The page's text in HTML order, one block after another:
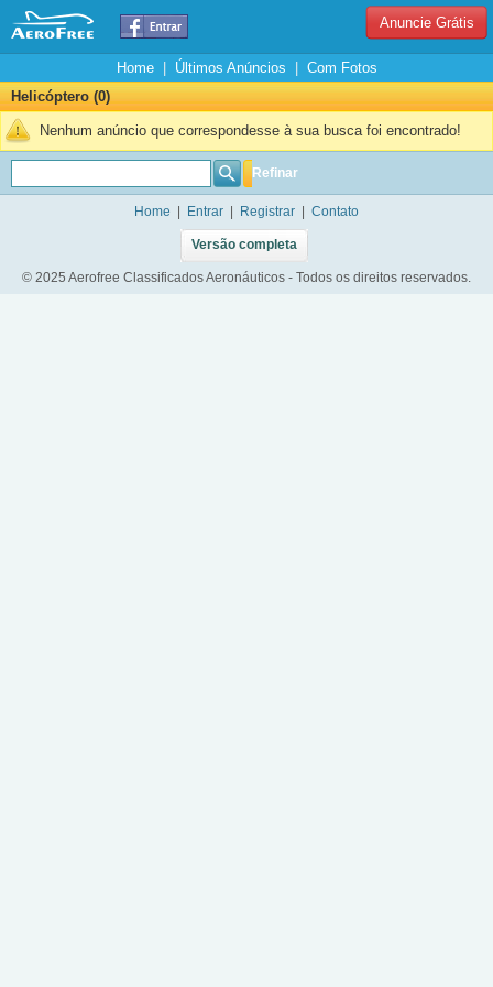
Anuncie Grátis
Home| Últimos Anúncios
Com Fotos
Helicóptero (0)
Nenhum anúncio que correspondesse à sua busca foi encontrado!
Refinar
Home Entrar Registrar Contato
Versão completa
© 2025 Aerofree Classificados Aeronáuticos - Todos os direitos reservados.